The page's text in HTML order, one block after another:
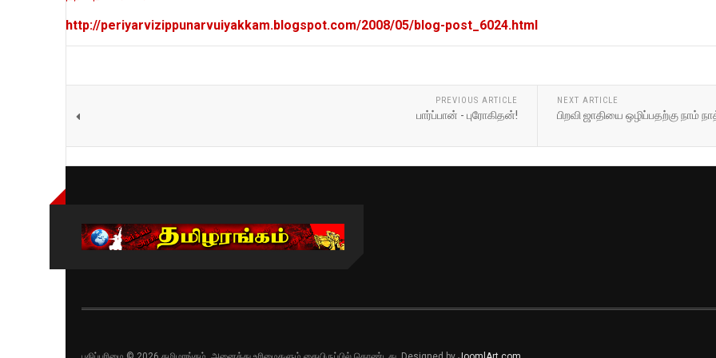
http://periyarvizippunarvuiyakkam.blogspot.com/2008/05/blog-post_6024.html
PREVIOUS ARTICLE
பார்ப்பான் - புரோகிதன்!
NEXT ARTICLE
பிறவி ஜாதியை ஒழிப்பதற்கு நாம்